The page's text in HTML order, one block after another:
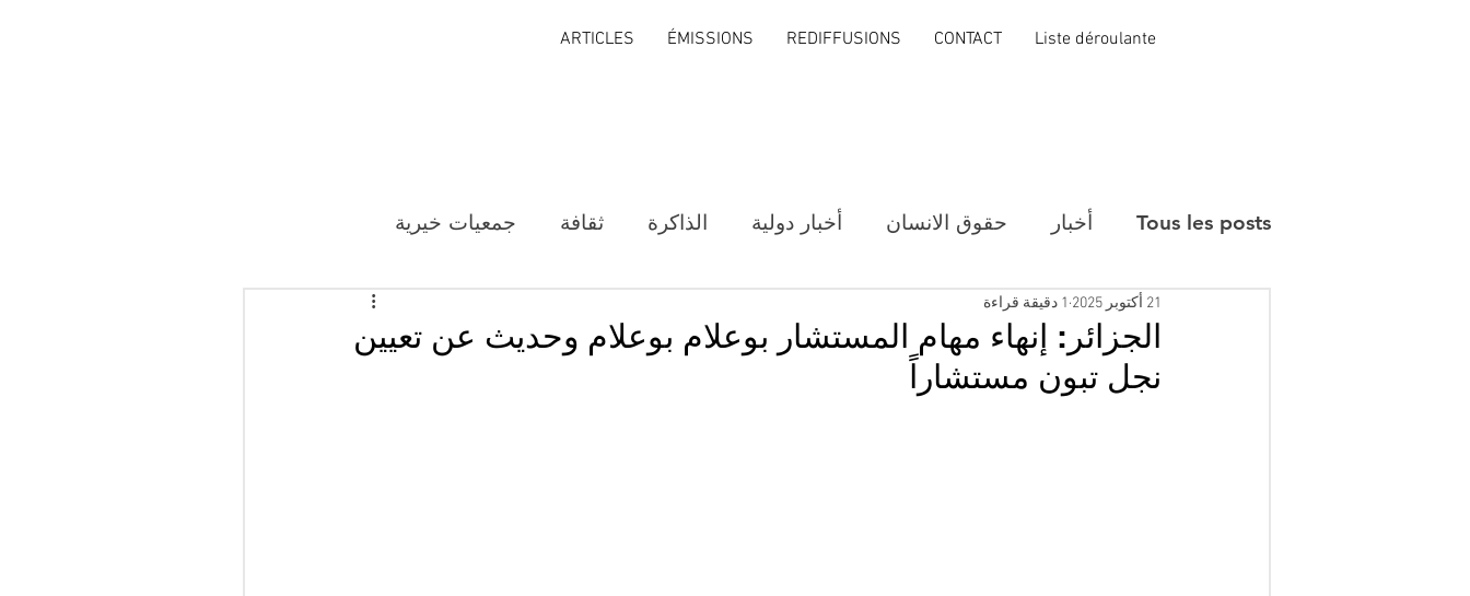
ARTICLES ÉMISSIONS REDIFFUSIONS CONTACT Liste déroulante
Tous les posts أخبار حقوق الانسان أخبار دولية الذاكرة ثقافة جمعيات خيرية
الجزائر: إنهاء مهام المستشار بوعلام بوعلام وحديث عن تعيين
نجل تبون مستشاراً
21 أكتوبر 2025 1 دقيقة قراءة